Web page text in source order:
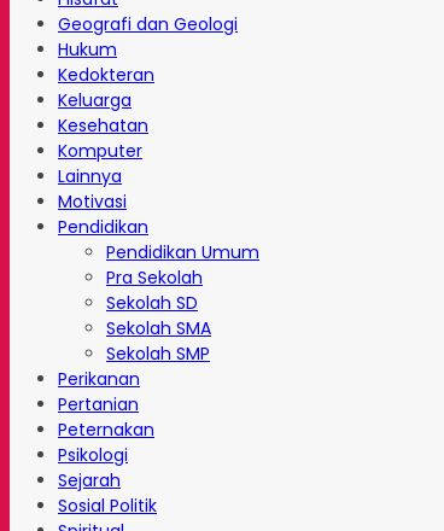
Geografi dan Geologi
Hukum
Kedokteran
Keluarga
Kesehatan
Komputer
Lainnya
Motivasi
Pendidikan
Pendidikan Umum
Pra Sekolah
Sekolah SD
Sekolah SMA
Sekolah SMP
Perikanan
Pertanian
Peternakan
Psikologi
Sejarah
Sosial Politik